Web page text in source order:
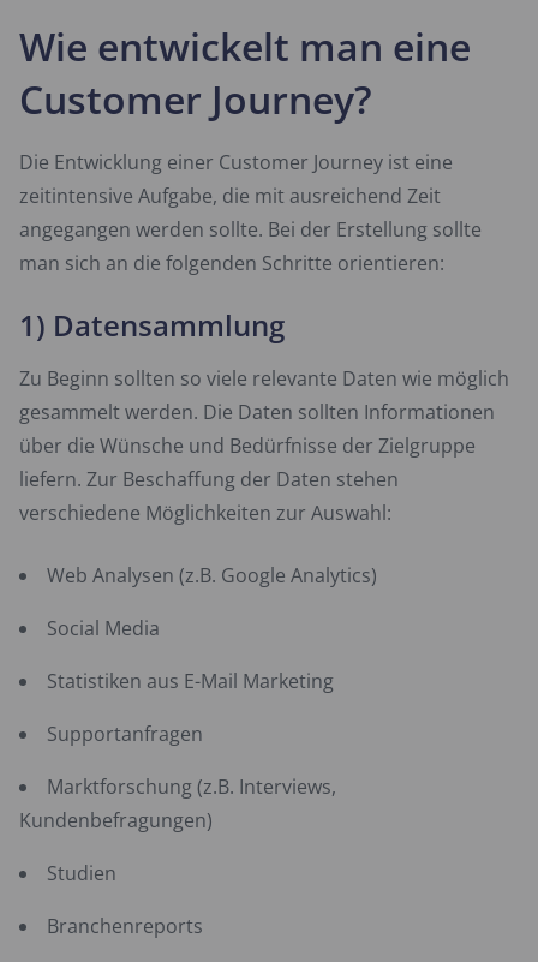
Wie entwickelt man eine
Customer Journey?
Die Entwicklung einer Customer Journey ist eine
zeitintensive Aufgabe, die mit ausreichend Zeit
angegangen werden sollte. Bei der Erstellung sollte
man sich an die folgenden Schritte orientieren:
1) Datensammlung
Zu Beginn sollten so viele relevante Daten wie möglich
gesammelt werden. Die Daten sollten Informationen
über die Wünsche und Bedürfnisse der Zielgruppe
liefern. Zur Beschaffung der Daten stehen
verschiedene Möglichkeiten zur Auswahl:
Web Analysen (z.B. Google Analytics)
Social Media
Statistiken aus E-Mail Marketing
Supportanfragen
Marktforschung (z.B. Interviews,
Kundenbefragungen)
Studien
Branchenreports